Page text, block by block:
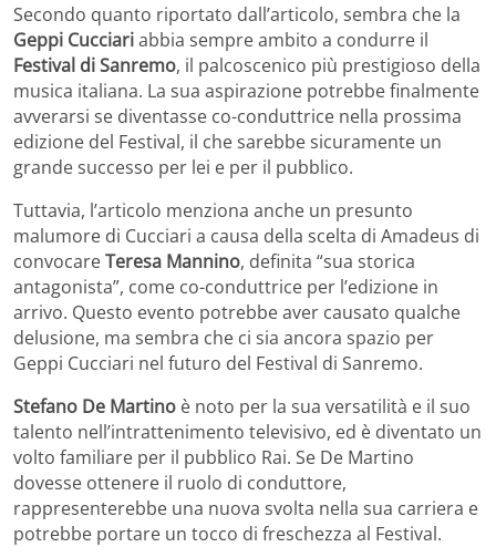
Secondo quanto riportato dall’articolo, sembra che la
Geppi Cucciariabbia sempre ambito a condurre il
Festival di Sanremo, il palcoscenico più prestigioso della
musica italiana. La sua aspirazione potrebbe finalmente
avverarsi se diventasse co-conduttrice nella prossima
edizione del Festival, il che sarebbe sicuramente un
grande successo per lei e per il pubblico.
Tuttavia, l’articolo menziona anche un presunto
malumore di Cucciari a causa della scelta di Amadeus di
convocareTeresa Mannino, definita “sua storica
antagonista”, come co-conduttrice per l’edizione in
arrivo. Questo evento potrebbe aver causato qualche
delusione, ma sembra che ci sia ancora spazio per
Geppi Cucciari nel futuro del Festival di Sanremo.
Stefano De Martino è noto per la sua versatilità e il suo
talento nell’intrattenimento televisivo, ed è diventato un
volto familiare per il pubblico Rai. Se De Martino
dovesse ottenere il ruolo di conduttore,
rappresenterebbe una nuova svolta nella sua carriera e
potrebbe portare un tocco di freschezza al Festival.